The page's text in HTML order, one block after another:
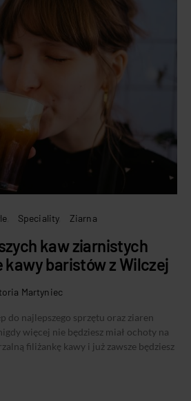
Speciality Ziarna
kaw ziarnistych
kawy baristów z Wilczej
Martyniec
do najlepszego sprzętu oraz ziaren
więcej nie będziesz miał ochoty na
filiżankę kawy i już zawsze będziesz